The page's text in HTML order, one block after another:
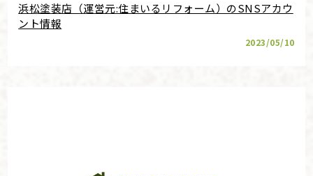
浜松塗装店（運営元:住まいるリフォーム）のSNSアカウ
ント情報
2023/05/10